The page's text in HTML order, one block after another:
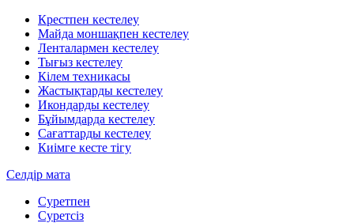
Крестпен кестелеу
Майда моншақпен кестелеу
Ленталармен кестелеу
Тығыз кестелеу
Кілем техникасы
Жастықтарды кестелеу
Икондарды кестелеу
Бұйымдарда кестелеу
Сағаттарды кестелеу
Киімге кесте тігу
Селдір мата
Суретпен
Суретсіз